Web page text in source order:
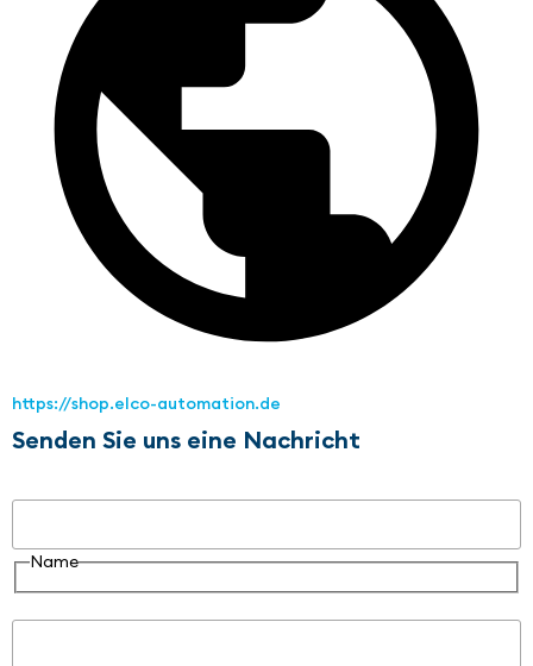
https://shop.elco-automation.de
Senden Sie uns eine Nachricht
Name